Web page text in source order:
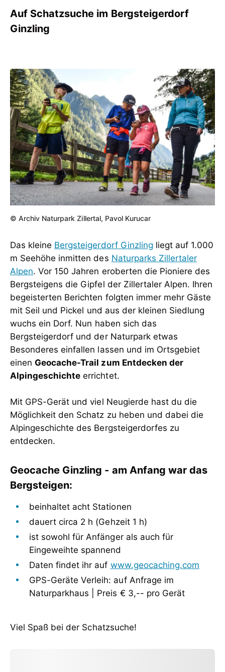
Auf Schatzsuche im Bergsteigerdorf
Ginzling
© Archiv Naturpark Zillertal, Pavol Kurucar
Das kleine Bergsteigerdorf Ginzling liegt auf 1.000
m Seehöhe inmitten des Naturparks Zillertaler
Alpen. Vor 150 Jahren eroberten die Pioniere des
Bergsteigens die Gipfel der Zillertaler Alpen. Ihren
begeisterten Berichten folgten immer mehr Gäste
mit Seil und Pickel und aus der kleinen Siedlung
wuchs ein Dorf. Nun haben sich das
Bergsteigerdorf und der Naturpark etwas
Besonderes einfallen lassen und im Ortsgebiet
einenGeocache-Trail zum Entdecken der
Alpingeschichte errichtet.
Mit GPS-Gerät und viel Neugierde hast du die
Möglichkeit den Schatz zu heben und dabei die
Alpingeschichte des Bergsteigerdorfes zu
entdecken.
Geocache Ginzling - am Anfang war das
Bergsteigen:
beinhaltet acht Stationen
dauert circa 2 h (Gehzeit 1 h)
ist sowohl für Anfänger als auch für
Eingeweihte spannend
Daten findet ihr auf www.geocaching.com
GPS-Geräte Verleih: auf Anfrage im
Naturparkhaus | Preis € 3,-- pro Gerät
Viel Spaß bei der Schatzsuche!